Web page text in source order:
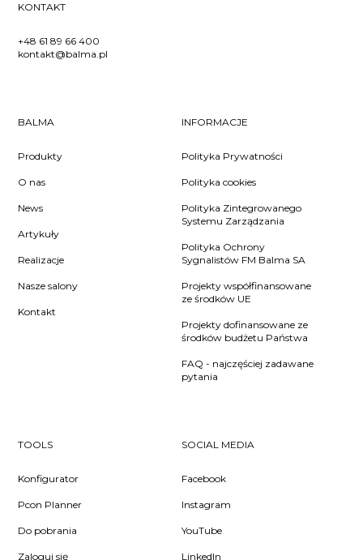
KONTAKT
+48 61 89 66 400
kontakt@balma.pl
BALMA
Produkty
O nas
News
Artykuły
Realizacje
Nasze salony
Kontakt
INFORMACJE
Polityka Prywatności
Polityka cookies
Polityka Zintegrowanego
Systemu Zarządzania
Polityka Ochrony
Sygnalistów FM Balma SA
Projekty współfinansowane
ze środków UE
Projekty dofinansowane ze
środków budżetu Państwa
FAQ - najczęściej zadawane
pytania
TOOLS
Konfigurator
Pcon Planner
Do pobrania
Zaloguj się
SOCIAL MEDIA
Facebook
Instagram
YouTube
LinkedIn